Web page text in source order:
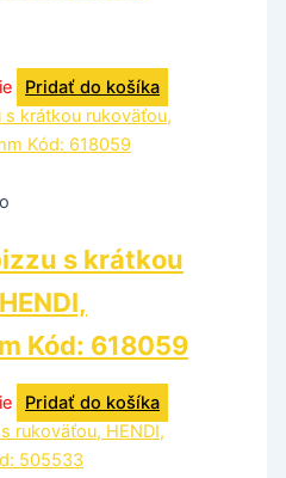
Pridať do košíka
s krátkou
Kód: 618059
Pridať do košíka